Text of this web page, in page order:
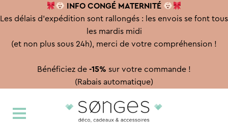
INFO CONGÉ MATERNITÉ
Les délais d'expédition sont rallongés : les envois se font tous
les mardis midi
(et non plus sous 24h), merci de votre compréhension !
Bénéficiez de -15% sur votre commande !
(Rabais automatique)
à
au